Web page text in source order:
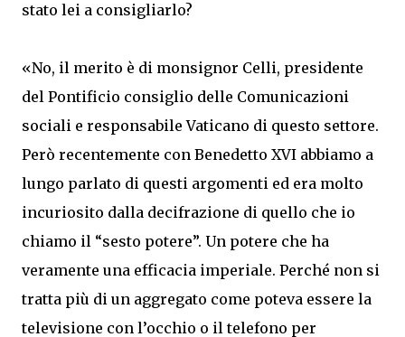
stato lei a consigliarlo?
«No, il merito è di monsignor Celli, presidente
del Pontificio consiglio delle Comunicazioni
sociali e responsabile Vaticano di questo settore.
Però recentemente con Benedetto XVI abbiamo a
lungo parlato di questi argomenti ed era molto
incuriosito dalla decifrazione di quello che io
chiamo il “sesto potere”. Un potere che ha
veramente una efficacia imperiale. Perché non si
tratta più di un aggregato come poteva essere la
televisione con l’occhio o il telefono per